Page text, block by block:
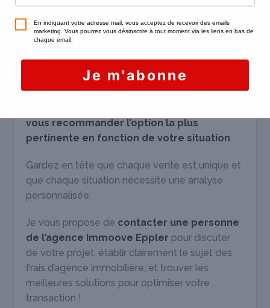
Les parties doivent parvenir à un compromis
pour conclure la transaction.
L’offre d’achat nécessite un ajustement
compte tenu de la valeur réelle du bien.
vous recommander l’option la plus
pertinente en fonction de votre situation.
Gardez en tête que chaque vente est unique et
que chaque situation nécessite une analyse
personnalisée.
Je vous propose de contacter une personne
de l’agence Immoove Eppler pour discuter
de votre projet, établir clairement le sujet des
frais d’agence immobilière, et trouver les
meilleures solutions pour optimiser votre
transaction !